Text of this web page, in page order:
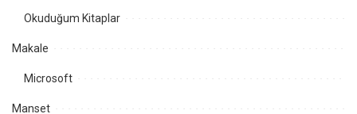
Okuduğum Kitaplar
Makale
Microsoft
Manset